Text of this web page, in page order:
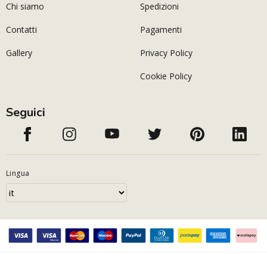
Chi siamo
Contatti
Gallery
Spedizioni
Pagamenti
Privacy Policy
Cookie Policy
Seguici
Lingua